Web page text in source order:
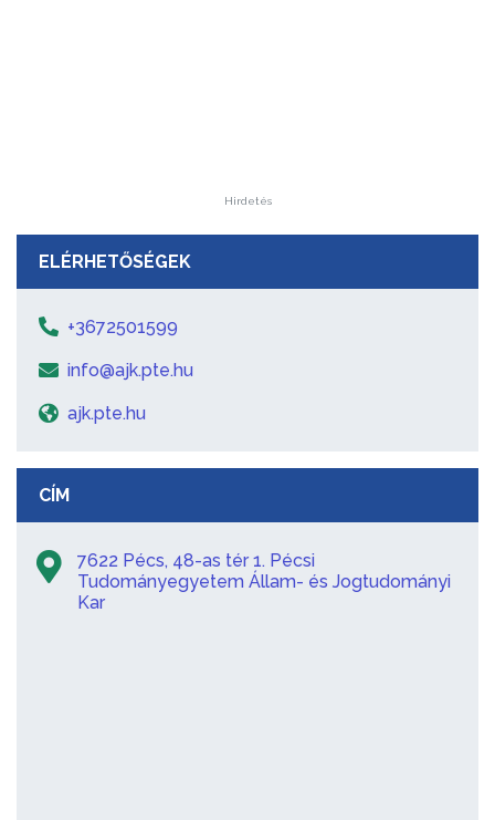
Hirdetés
ELÉRHETŐSÉGEK
+3672501599
info@ajk.pte.hu
ajk.pte.hu
CÍM
7622 Pécs, 48-as tér 1. Pécsi
Tudományegyetem Állam- és Jogtudományi
Kar